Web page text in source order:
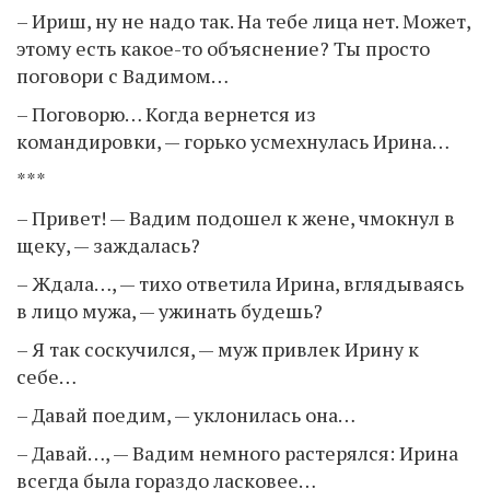
– Ириш, ну не надо так. На тебе лица нет. Может,
этому есть какое-то объяснение? Ты просто
поговори с Вадимом…
– Поговорю… Когда вернется из
командировки, — горько усмехнулась Ирина…
***
– Привет! — Вадим подошел к жене, чмокнул в
щеку, — заждалась?
– Ждала…, — тихо ответила Ирина, вглядываясь
в лицо мужа, — ужинать будешь?
– Я так соскучился, — муж привлек Ирину к
себе…
– Давай поедим, — уклонилась она…
– Давай…, — Вадим немного растерялся: Ирина
всегда была гораздо ласковее…